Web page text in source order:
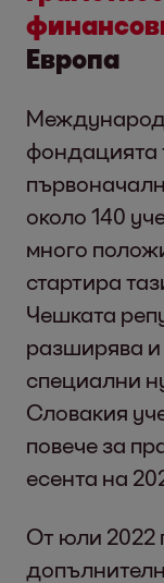
Европа
фондацията
около 140
много
стартира
Чешката
разширява
специални
Словакия
повече за
есента на
От юли 2022